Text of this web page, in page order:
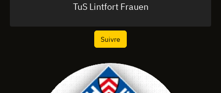
TuS Lintfort Frauen
Suivre